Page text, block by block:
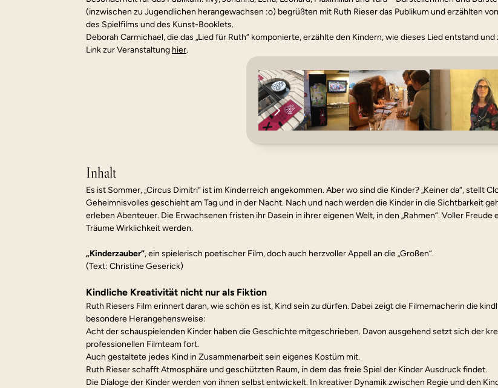
(inzwischen zu Jugendlichen herangewachsen :o) begrüßten mit Ruth Rieser das Publikum und erzählten
des Spielfilms und des Kunst-Booklets.
Deborah Carmichael, die das „Lied für Ruth“ komponierte, erzählte den Kindern, wie dieses Lied entstand
Link zur Veranstaltung hier.
Inhalt
Es ist Sommer, „Circus Dimitri“ ist im Kinderreich angekommen. Aber wo sind die Kinder? „Keiner da“, stellt
Geheimnisvolles geschieht am Tag und in der Nacht. Nach und nach werden die Kinder in die Sichtbarkeit
erleben Abenteuer. Die Erwachsenen fristen ihr Dasein in ihrer eigenen Welt, in den „Rahmen“. Voller
Träume Wirklichkeit werden.
„Kinderzauber“, ein spielerisch poetischer Film, doch auch herzvoller Appell an die „Großen“.
(Text: Christine Geserick)
Kindliche Kreativität nicht nur als Fiktion
Ruth Riesers Film erinnert daran, wie schön es ist, Kind sein zu dürfen. Dabei zeigt die Filmemacherin die
besondere Herangehensweise:
Acht der schauspielenden Kinder haben die Geschichte mitgeschrieben. Davon ausgehend setzt sich der
professionellen Filmteam fort.
Auch gestaltete jedes Kind in Zusammenarbeit sein eigenes Kostüm mit.
Ruth Rieser schafft Atmosphäre und geschützten Raum, in dem das freie Spiel der Kinder Ausdruck findet.
Die Dialoge der Kinder werden von ihnen selbst entwickelt. In kreativer Dynamik zwischen Regie und den